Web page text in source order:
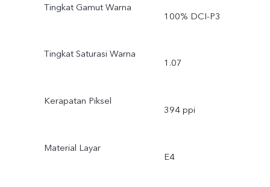
Tingkat Gamut Warna
100% DCI-P3
Tingkat Saturasi Warna
1.07
Kerapatan Piksel
394 ppi
Material Layar
E4